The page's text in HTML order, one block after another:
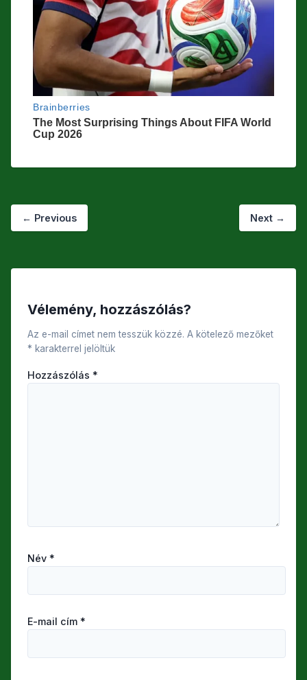
← Previous Next →
Vélemény, hozzászólás?
Az e-mail címet nem tesszük közzé. A kötelező mezőket
* karakterrel jelöltük
Hozzászólás *
Név *
E-mail cím *